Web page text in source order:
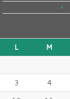
L M
3
4